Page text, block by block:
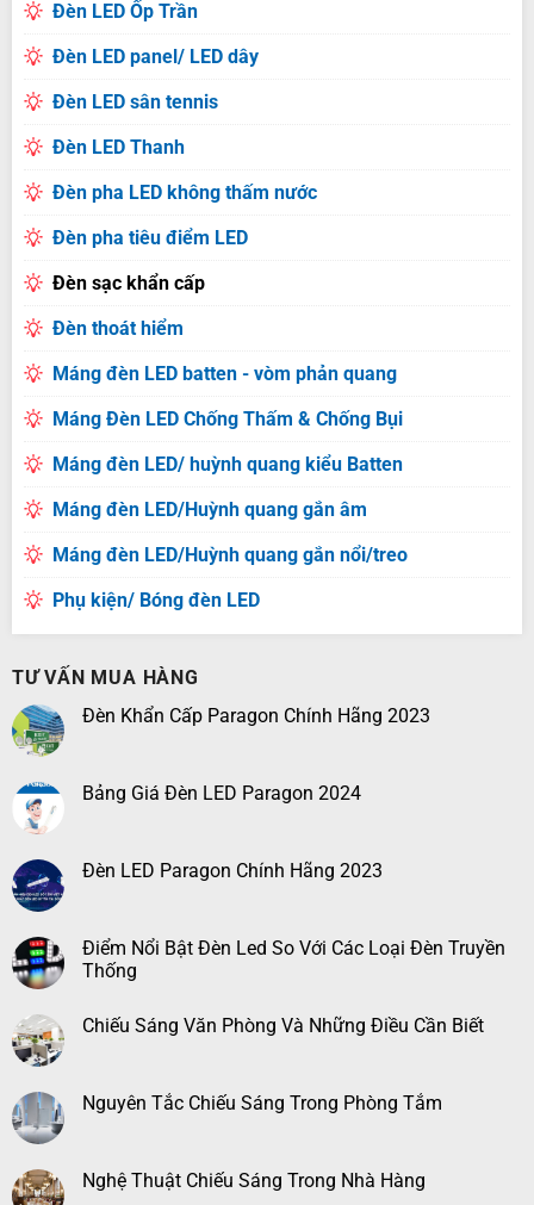
Đèn LED Ốp Trần
Đèn LED panel/ LED dây
Đèn LED sân tennis
Đèn LED Thanh
Đèn pha LED không thấm nước
Đèn pha tiêu điểm LED
Đèn sạc khẩn cấp
Đèn thoát hiểm
Máng đèn LED batten - vòm phản quang
Máng Đèn LED Chống Thấm & Chống Bụi
Máng đèn LED/ huỳnh quang kiểu Batten
Máng đèn LED/Huỳnh quang gắn âm
Máng đèn LED/Huỳnh quang gắn nổi/treo
Phụ kiện/ Bóng đèn LED
TƯ VẤN MUA HÀNG
Đèn Khẩn Cấp Paragon Chính Hãng 2023
Bảng Giá Đèn LED Paragon 2024
Đèn LED Paragon Chính Hãng 2023
Điểm Nổi Bật Đèn Led So Với Các Loại Đèn Truyền
Thống
Chiếu Sáng Văn Phòng Và Những Điều Cần Biết
Nguyên Tắc Chiếu Sáng Trong Phòng Tắm
Nghệ Thuật Chiếu Sáng Trong Nhà Hàng